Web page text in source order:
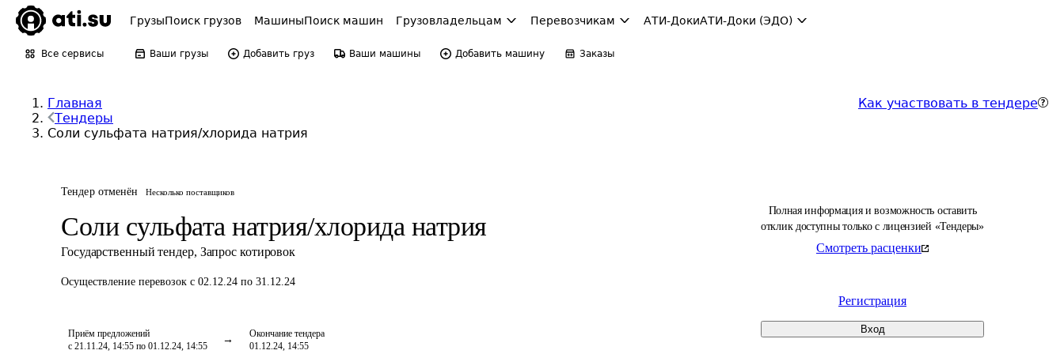
ГрузыПоиск грузов МашиныПоиск машин Грузовладельцам Перевозчикам АТИ-ДокиАТИ-Доки (ЭДО)
Все сервисы Ваши грузы Добавить груз Ваши машины Добавить машину Заказы
Главная
Тендеры
Соли сульфата натрия/хлорида натрия
Как участвовать в тендере
Тендер отменён Несколько поставщиков
Соли сульфата натрия/хлорида натрия
Государственный тендер, Запрос котировок
Осуществление перевозок с 02.12.24 по 31.12.24
Приём предложений
с 21.11.24, 14:55 по 01.12.24, 14:55
Окончание тендера
01.12.24, 14:55
Полная информация и возможность оставить
отклик доступны только с лицензией «Тендеры»
Смотреть расценки
Регистрация
Вход